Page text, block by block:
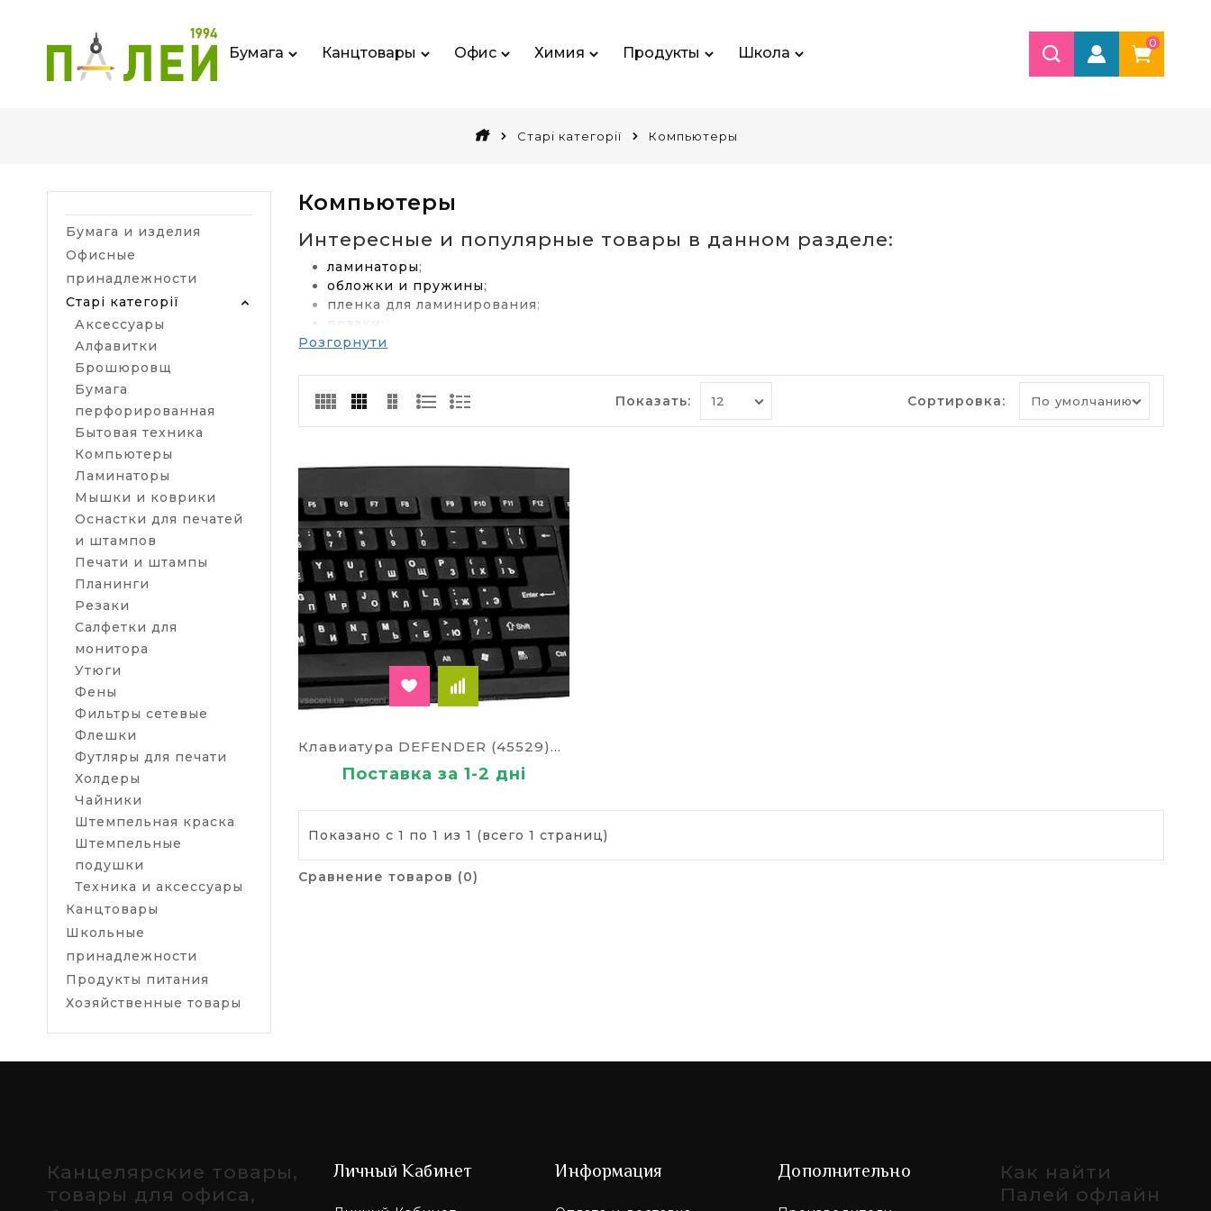
Бумага Канцтовары Офис Химия Продукты Школа
0
Старі категорії Компьютеры
Бумага и изделия
Офисные
принадлежности
Старі категорії
Аксессуары
Алфавитки
Брошюровщ
Бумага
перфорированная
Бытовая техника
Компьютеры
Ламинаторы
Мышки и коврики
Оснастки для печатей
и штампов
Печати и штампы
Планинги
Резаки
Салфетки для
монитора
Утюги
Фены
Фильтры сетевые
Флешки
Футляры для печати
Холдеры
Чайники
Штемпельная краска
Штемпельные
подушки
Техника и аксессуары
Канцтовары
Школьные
принадлежности
Продукты питания
Хозяйственные товары
Компьютеры
Интересные и популярные товары в данном разделе:
ламинаторы;
обложки и пружины;
пленка для ламинирования;
резаки;
брошюровщики
Розгорнути
Показать: Сортировка:
Клавиатура DEFENDER (45529)Element 8388 \
Поставка за 1-2 дні
Показано с 1 по 1 из 1 (всего 1 страниц)
Сравнение товаров (0)
Канцелярские товары,
товары для офиса,
Личный Кабинет Информация Дополнительно
Как найти
Палей офлайн